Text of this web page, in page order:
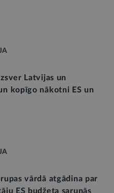
Latvijas un
kopīgo nākotni ES un
vārdā atgādina par
ES budžeta sarunās